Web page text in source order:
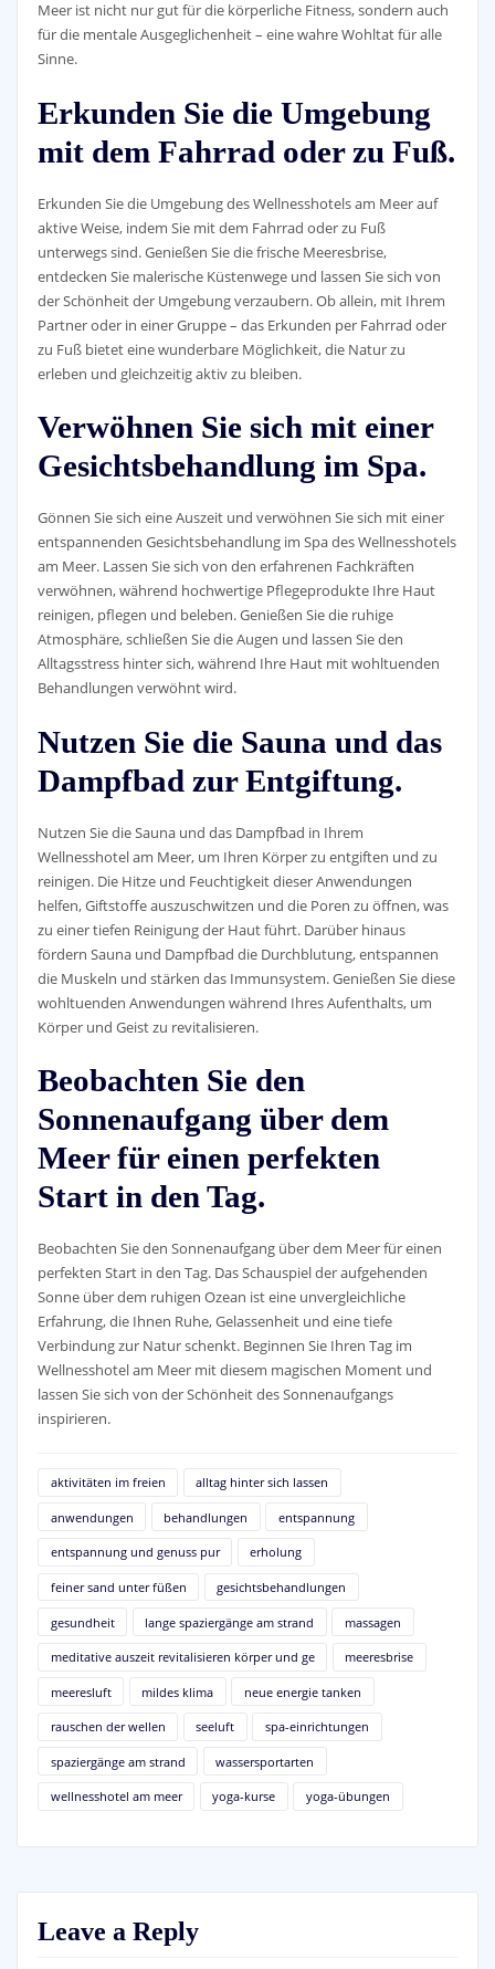
Meer ist nicht nur gut für die körperliche Fitness, sondern auch
für die mentale Ausgeglichenheit – eine wahre Wohltat für alle
Sinne.
Erkunden Sie die Umgebung
mit dem Fahrrad oder zu Fuß.
Erkunden Sie die Umgebung des Wellnesshotels am Meer auf
aktive Weise, indem Sie mit dem Fahrrad oder zu Fuß
unterwegs sind. Genießen Sie die frische Meeresbrise,
entdecken Sie malerische Küstenwege und lassen Sie sich von
der Schönheit der Umgebung verzaubern. Ob allein, mit Ihrem
Partner oder in einer Gruppe – das Erkunden per Fahrrad oder
zu Fuß bietet eine wunderbare Möglichkeit, die Natur zu
erleben und gleichzeitig aktiv zu bleiben.
Verwöhnen Sie sich mit einer
Gesichtsbehandlung im Spa.
Gönnen Sie sich eine Auszeit und verwöhnen Sie sich mit einer
entspannenden Gesichtsbehandlung im Spa des Wellnesshotels
am Meer. Lassen Sie sich von den erfahrenen Fachkräften
verwöhnen, während hochwertige Pflegeprodukte Ihre Haut
reinigen, pflegen und beleben. Genießen Sie die ruhige
Atmosphäre, schließen Sie die Augen und lassen Sie den
Alltagsstress hinter sich, während Ihre Haut mit wohltuenden
Behandlungen verwöhnt wird.
Nutzen Sie die Sauna und das
Dampfbad zur Entgiftung.
Nutzen Sie die Sauna und das Dampfbad in Ihrem
Wellnesshotel am Meer, um Ihren Körper zu entgiften und zu
reinigen. Die Hitze und Feuchtigkeit dieser Anwendungen
helfen, Giftstoffe auszuschwitzen und die Poren zu öffnen, was
zu einer tiefen Reinigung der Haut führt. Darüber hinaus
fördern Sauna und Dampfbad die Durchblutung, entspannen
die Muskeln und stärken das Immunsystem. Genießen Sie diese
wohltuenden Anwendungen während Ihres Aufenthalts, um
Körper und Geist zu revitalisieren.
Beobachten Sie den
Sonnenaufgang über dem
Meer für einen perfekten
Start in den Tag.
Beobachten Sie den Sonnenaufgang über dem Meer für einen
perfekten Start in den Tag. Das Schauspiel der aufgehenden
Sonne über dem ruhigen Ozean ist eine unvergleichliche
Erfahrung, die Ihnen Ruhe, Gelassenheit und eine tiefe
Verbindung zur Natur schenkt. Beginnen Sie Ihren Tag im
Wellnesshotel am Meer mit diesem magischen Moment und
lassen Sie sich von der Schönheit des Sonnenaufgangs
inspirieren.
aktivitäten im freien alltag hinter sich lassen
anwendungen behandlungen entspannung
entspannung und genuss pur erholung
feiner sand unter füßen gesichtsbehandlungen
gesundheit lange spaziergänge am strand massagen
meditative auszeit revitalisieren körper und ge meeresbrise
meeresluft mildes klima neue energie tanken
rauschen der wellen seeluft spa-einrichtungen
spaziergänge am strand wassersportarten
wellnesshotel am meer yoga-kurse yoga-übungen
Leave a Reply